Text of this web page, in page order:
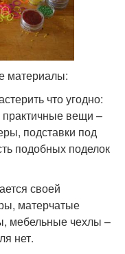
материалы:
что угодно:
практичные вещи –
подставки под
подобных поделок
своей
матерчатые
мебельные чехлы –
нет.